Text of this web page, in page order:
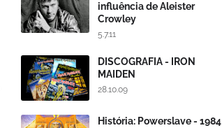
influência de Aleister
Crowley
5.7.11
DISCOGRAFIA - IRON
MAIDEN
28.10.09
História: Powerslave - 1984